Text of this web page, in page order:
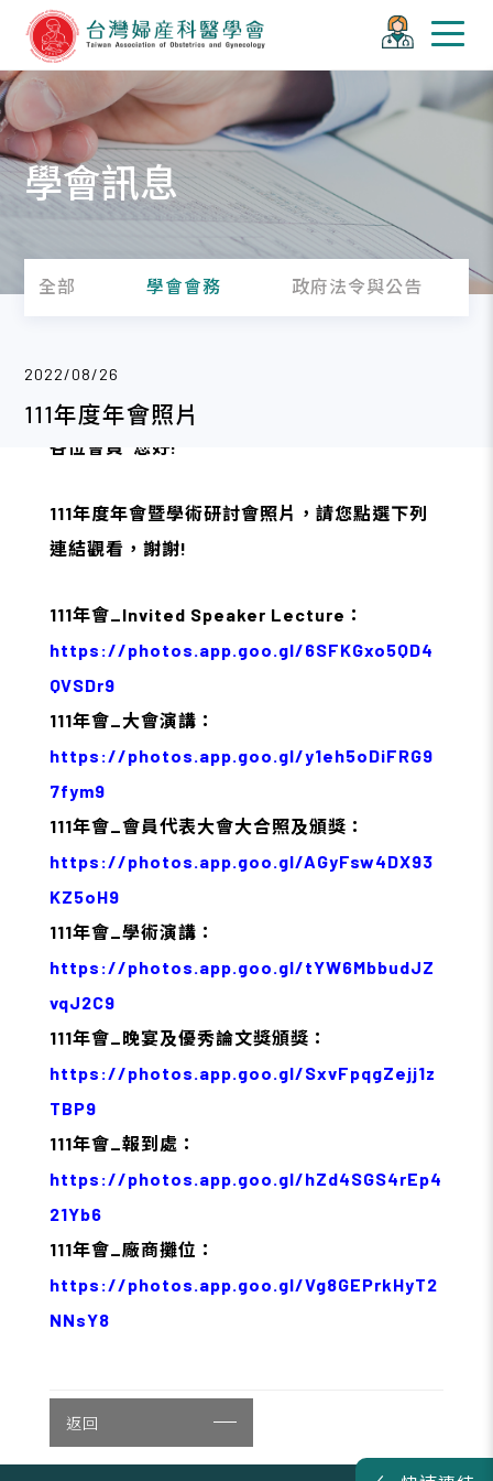
學會訊息
全部 學會會務 政府法令與公告
2022/08/26
111年度年會照片
各位會員 您好!
111年度年會暨學術研討會照片，請您點選下列
連結觀看，謝謝!
111年會_Invited Speaker Lecture：
https://photos.app.goo.gl/6SFKGxo5QD4
QVSDr9
111年會_大會演講：
https://photos.app.goo.gl/y1eh5oDiFRG9
7fym9
111年會_會員代表大會大合照及頒獎：
https://photos.app.goo.gl/AGyFsw4DX93
KZ5oH9
111年會_學術演講：
https://photos.app.goo.gl/tYW6MbbudJZ
vqJ2C9
111年會_晚宴及優秀論文獎頒獎：
https://photos.app.goo.gl/SxvFpqgZejj1z
TBP9
111年會_報到處：
https://photos.app.goo.gl/hZd4SGS4rEp4
21Yb6
111年會_廠商攤位：
https://photos.app.goo.gl/Vg8GEPrkHyT2
NNsY8
返回